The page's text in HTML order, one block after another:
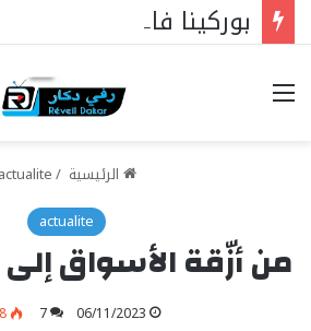
خيارات
الرئيسية /
actualite
actualite
من أزّقة الأسواق إلى
06/11/2023
7